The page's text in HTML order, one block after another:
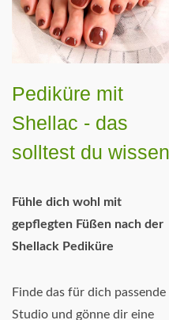
Pediküre mit
Shellac - das
solltest du wissen
Fühle dich wohl mit
gepflegten Füßen nach der
Shellack Pediküre
Finde das für dich passende
Studio und gönne dir eine